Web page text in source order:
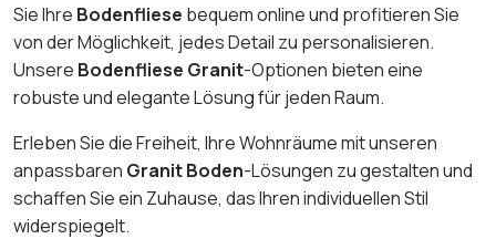
Sie Ihre Bodenfliese bequem online und profitieren Sie
von der Möglichkeit, jedes Detail zu personalisieren.
Unsere Bodenfliese Granit-Optionen bieten eine
robuste und elegante Lösung für jeden Raum.
Erleben Sie die Freiheit, Ihre Wohnräume mit unseren
anpassbaren Granit Boden-Lösungen zu gestalten und
schaffen Sie ein Zuhause, das Ihren individuellen Stil
widerspiegelt.